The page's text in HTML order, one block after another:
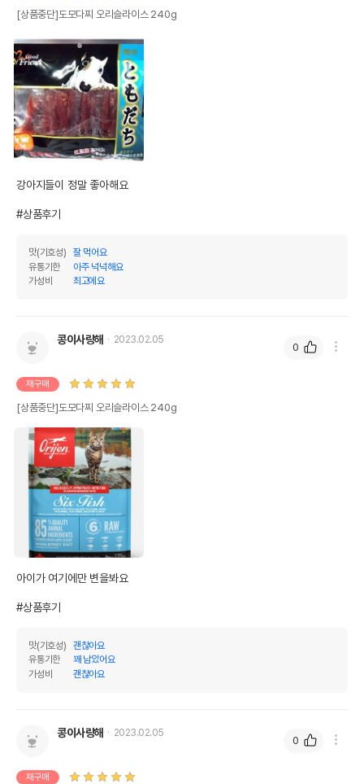
[상품중단]도모다찌 오리슬라이스 240g
강아지들이 정말 좋아해요
#상품후기
맛(기호성)
잘 먹어요
유통기한
아주 넉넉해요
가성비
최고에요
콩이사랑해 2023.02.05
재구매
[상품중단]도모다찌 오리슬라이스 240g
아이가 여기에만 변을봐요
#상품후기
맛(기호성)
괜찮아요
유통기한
꽤 남았어요
가성비
괜찮아요
0
콩이사랑해 2023.02.05
재구매
0